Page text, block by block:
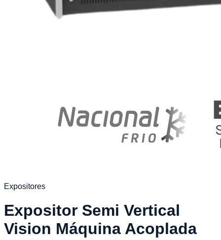
Expositores
Expositor Semi Vertical
Vision Máquina Acoplada